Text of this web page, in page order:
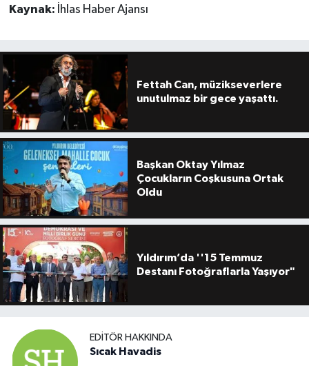
Kaynak: İhlas Haber Ajansı
Fettah Can, müzikseverlere
unutulmaz bir gece yaşattı.
Başkan Oktay Yılmaz
Çocukların Coşkusuna Ortak
Oldu
Yıldırım’da ''15 Temmuz
Destanı Fotoğraflarla Yaşıyor"
EDITÖR HAKKINDA
Sıcak Havadis